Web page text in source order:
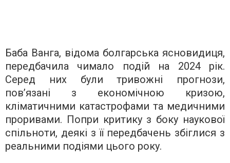
Баба Ванга, відома болгарська ясновидиця,
передбачила чимало подій на 2024 рік.
Серед них були тривожні прогнози,
пов’язані з економічною кризою,
кліматичними катастрофами та медичними
проривами. Попри критику з боку наукової
спільноти, деякі з її передбачень збіглися з
реальними подіями цього року.